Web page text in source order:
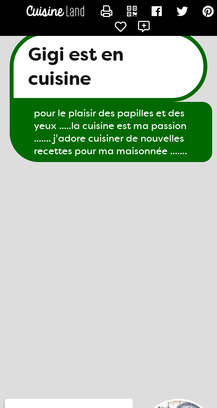
Gigi est en
cuisine
pour le plaisir des papilles et des
yeux .....la cuisine est ma passion
....... j'adore cuisiner de nouvelles
recettes pour ma maisonnée .......
CONTACTER GIGI61